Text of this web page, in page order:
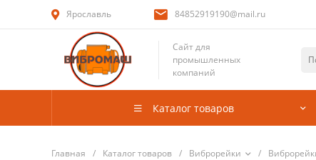
Ярославль 84852919190@mail.ru
Сайт для
промышленных
компаний
Каталог товаров
Главная / Каталог товаров / Виброрейки /